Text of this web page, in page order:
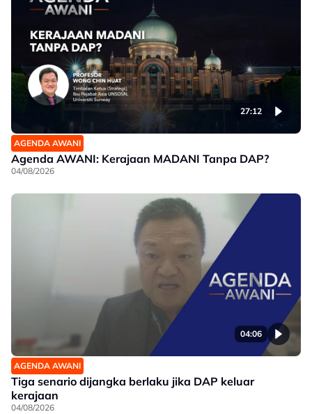
27:12
AGENDA AWANI
Agenda AWANI: Kerajaan MADANI Tanpa DAP?
04/08/2026
04:06
AGENDA AWANI
Tiga senario dijangka berlaku jika DAP keluar
kerajaan
04/08/2026